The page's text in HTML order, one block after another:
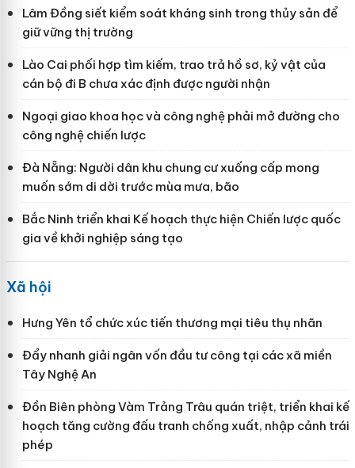
Lâm Đồng siết kiểm soát kháng sinh trong thủy sản để
giữ vững thị trường
Lào Cai phối hợp tìm kiếm, trao trả hồ sơ, kỷ vật của
cán bộ đi B chưa xác định được người nhận
Ngoại giao khoa học và công nghệ phải mở đường cho
công nghệ chiến lược
Đà Nẵng: Người dân khu chung cư xuống cấp mong
muốn sớm di dời trước mùa mưa, bão
Bắc Ninh triển khai Kế hoạch thực hiện Chiến lược quốc
gia về khởi nghiệp sáng tạo
Xã hội
Hưng Yên tổ chức xúc tiến thương mại tiêu thụ nhãn
Đẩy nhanh giải ngân vốn đầu tư công tại các xã miền
Tây Nghệ An
Đồn Biên phòng Vàm Trảng Trâu quán triệt, triển khai kế
hoạch tăng cường đấu tranh chống xuất, nhập cảnh trái
phép